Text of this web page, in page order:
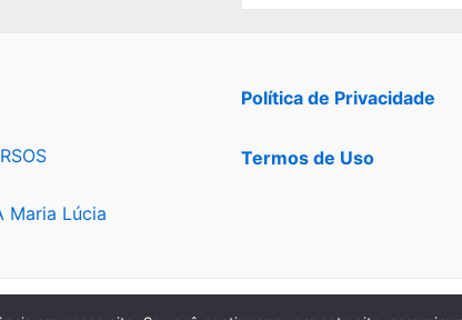
Maria Lúcia
Política de Privacidade
Termos de Uso
© 2020 - 2026 Instituto Nebulosa Marginal®